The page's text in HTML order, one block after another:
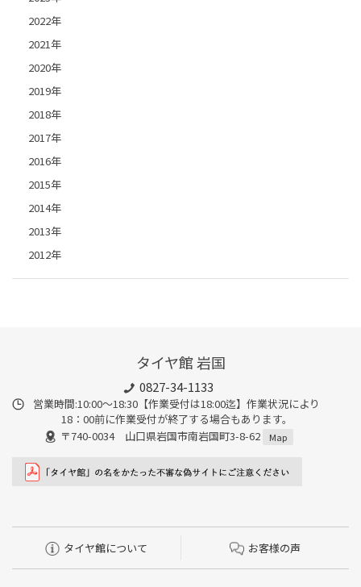
2022年
2021年
2020年
2019年
2018年
2017年
2016年
2015年
2014年
2013年
2012年
タイヤ館 岩国
0827-34-1133
営業時間:10:00〜18:30【作業受付は18:00迄】作業状況により
18：00前に作業受付が終了する場合もあります。
〒740-0034 山口県岩国市南岩国町3-8-62
Map
タイヤ館について お客様の声